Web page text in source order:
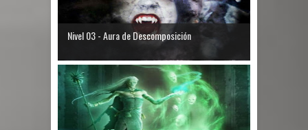
Nivel 03 - Aura de Descomposición